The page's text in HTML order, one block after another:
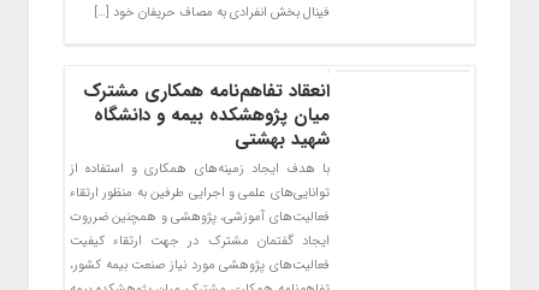
فینال بخش انفرادی به مصاف حریفان خود […]
انعقاد تفاهم‌نامه همکاری مشترک
میان پژوهشکده بیمه و دانشگاه
شهید بهشتی
با هدف ایجاد زمینه‌های همکاری و استفاده از
توانایی‌های علمی و اجرایی طرفین به‌ منظور ارتقاء
فعالیت‌های آموزشی، پژوهشی و همچنین ضرروت
ایجاد گفتمان مشترک در جهت ارتقاء کیفیت
فعالیت‌های پژوهشی مورد نیاز صنعت بیمه کشور،